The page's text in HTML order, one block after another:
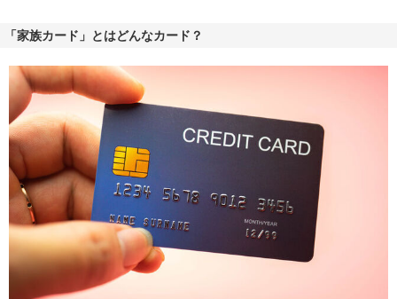
「家族カード」とはどんなカード？